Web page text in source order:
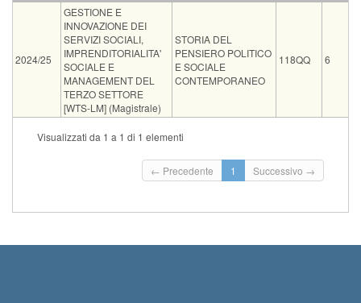
CdS
2024/25
GESTIONE E
INNOVAZIONE DEI
SERVIZI SOCIALI,
IMPRENDITORIALITA'
SOCIALE E
MANAGEMENT DEL
TERZO SETTORE
[WTS-LM] (Magistrale)
STORIA DEL
PENSIERO POLITICO
E SOCIALE
CONTEMPORANEO
118QQ 6
Tipo Data e ora Sede
Visualizzati da 1 a 1 di 1 elementi
← Precedente 1 Successivo →